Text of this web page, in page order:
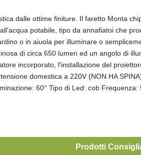
dalle ottime finiture. Il faretto Monta
potabile, tipo da annafiatoi che
o in aiuola per illuminare o
di circa 650 lumen ed un angolo di
incorporato, l'installazione del
domestica a 220V (NON HA
60° Tipo di Led: cob
Prodotti